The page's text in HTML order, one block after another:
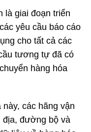
là giai đoạn triển
yêu cầu báo cáo
cho tất cả các
tương tự đã có
hàng hóa
các hãng vận
đường bộ và